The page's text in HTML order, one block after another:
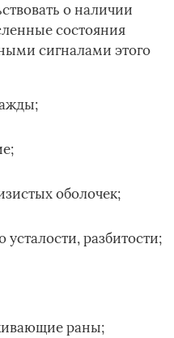
о наличии
состояния
сигналами этого
оболочек;
усталости, разбитости;
раны;